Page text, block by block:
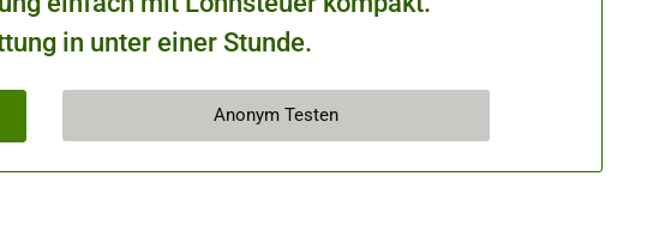
in unter einer Stunde.
Anonym Testen